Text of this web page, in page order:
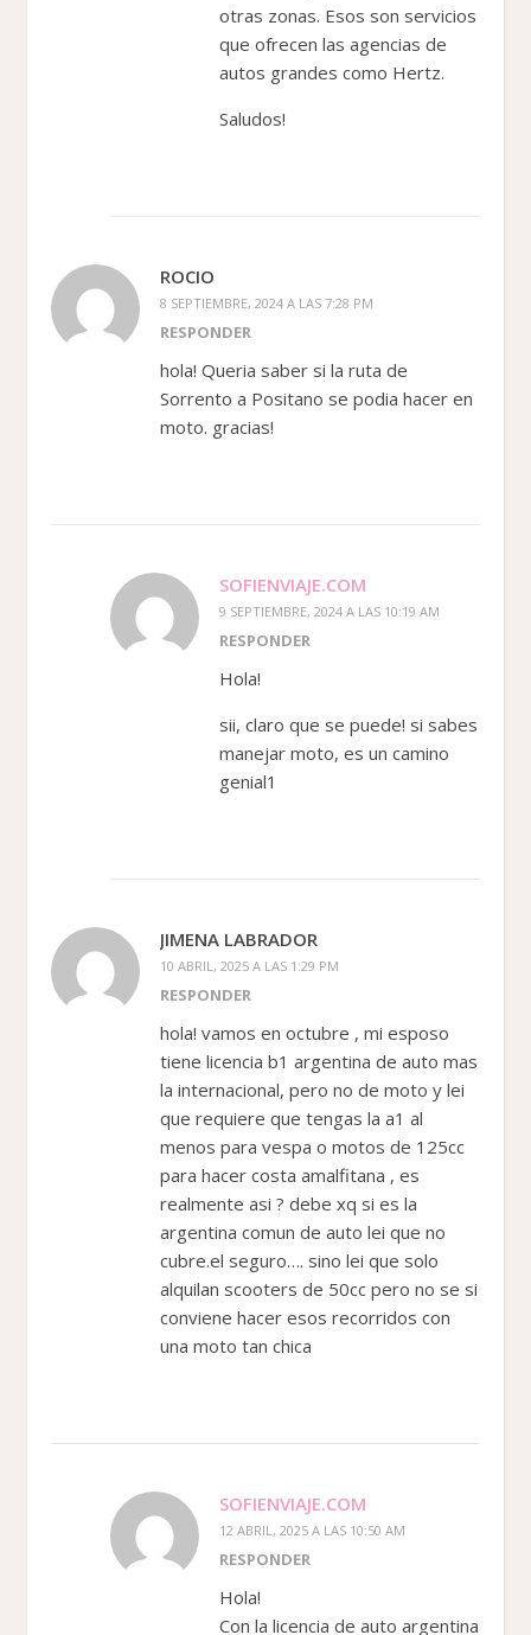
otras zonas. Esos son servicios
que ofrecen las agencias de
autos grandes como Hertz.
Saludos!
ROCIO
8 SEPTIEMBRE, 2024 A LAS 7:28 PM
RESPONDER
hola! Queria saber si la ruta de
Sorrento a Positano se podia hacer en
moto. gracias!
SOFIENVIAJE.COM
9 SEPTIEMBRE, 2024 A LAS 10:19 AM
RESPONDER
Hola!
sii, claro que se puede! si sabes
manejar moto, es un camino
genial1
JIMENA LABRADOR
10 ABRIL, 2025 A LAS 1:29 PM
RESPONDER
hola! vamos en octubre , mi esposo
tiene licencia b1 argentina de auto mas
la internacional, pero no de moto y lei
que requiere que tengas la a1 al
menos para vespa o motos de 125cc
para hacer costa amalfitana , es
realmente asi ? debe xq si es la
argentina comun de auto lei que no
cubre.el seguro…. sino lei que solo
alquilan scooters de 50cc pero no se si
conviene hacer esos recorridos con
una moto tan chica
SOFIENVIAJE.COM
12 ABRIL, 2025 A LAS 10:50 AM
RESPONDER
Hola!
Con la licencia de auto argentina